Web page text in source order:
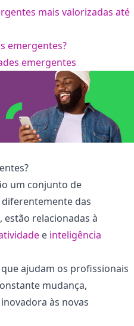
mais valorizadas até
emergentes?
emergentes
um conjunto de
das
estão relacionadas à
e inteligência
que ajudam os profissionais
mudança,
às novas